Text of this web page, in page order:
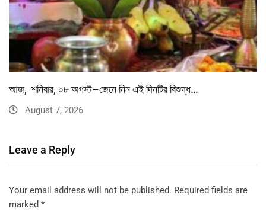
আজ, শনিবার, ০৮ অগস্ট–জেনে নিন এই দিনটির বিশুদ্ধ…
August 7, 2026
Leave a Reply
Your email address will not be published. Required fields are
marked *